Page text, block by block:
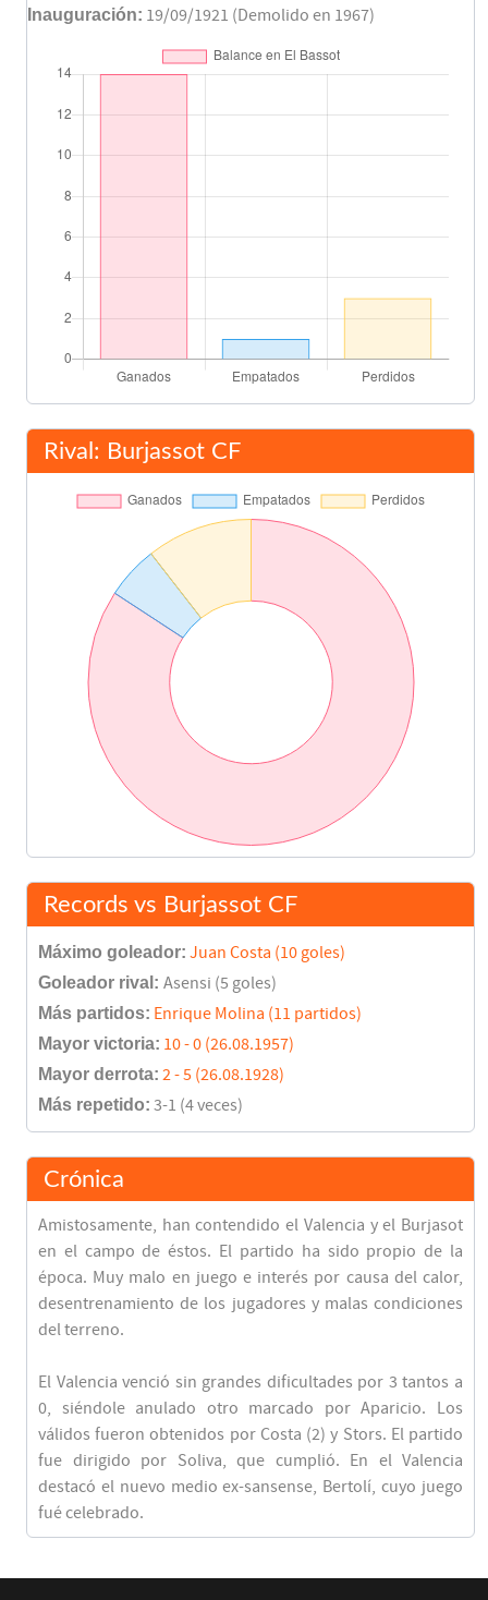
Inauguración: 19/09/1921 (Demolido en 1967)
Rival: Burjassot CF
Records vs Burjassot CF
Máximo goleador: Juan Costa (10 goles)
Goleador rival: Asensi (5 goles)
Más partidos: Enrique Molina (11 partidos)
Mayor victoria: 10 - 0 (26.08.1957)
Mayor derrota: 2 - 5 (26.08.1928)
Más repetido: 3-1 (4 veces)
Crónica
Amistosamente, han contendido el Valencia y el Burjasot
en el campo de éstos. El partido ha sido propio de la
época. Muy malo en juego e interés por causa del calor,
desentrenamiento de los jugadores y malas condiciones
del terreno.
El Valencia venció sin grandes dificultades por 3 tantos a
0, siéndole anulado otro marcado por Aparicio. Los
válidos fueron obtenidos por Costa (2) y Stors. El partido
fue dirigido por Soliva, que cumplió. En el Valencia
destacó el nuevo medio ex-sansense, Bertolí, cuyo juego
fué celebrado.